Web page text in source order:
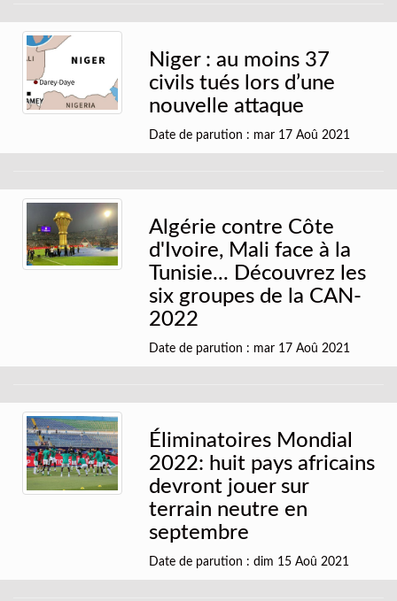
Niger : au moins 37
civils tués lors d’une
nouvelle attaque
Date de parution : mar 17 Aoû 2021
Algérie contre Côte
d'Ivoire, Mali face à la
Tunisie... Découvrez les
six groupes de la CAN-
2022
Date de parution : mar 17 Aoû 2021
Éliminatoires Mondial
2022: huit pays africains
devront jouer sur
terrain neutre en
septembre
Date de parution : dim 15 Aoû 2021